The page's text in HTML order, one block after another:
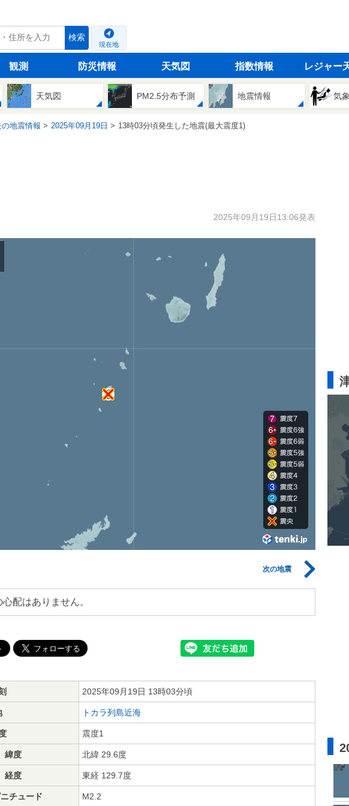
検索
現在地
観測 防災情報 天気図 指数情報 レジャー
天気図 PM2.5分布予測 地震情報 気
の地震情報 2025年09月19日 13時03分頃発生した地震(最大震度1)
2025年09月19日13:06発表
次の地震
配はありません。
2025年09月19日 13時03分頃
トカラ列島近海
震度1
緯度 北緯 29.6度
経度 東経 129.7度
チュード M2.2